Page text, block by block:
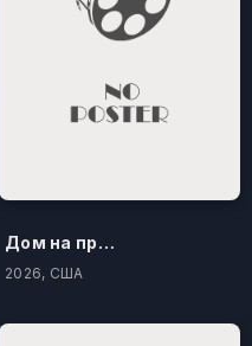
Дом на проклятом холме
2026, США